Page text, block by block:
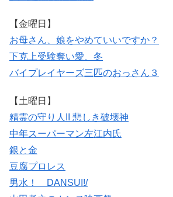
【金曜日】
お母さん、娘をやめていいですか？
下克上受験奪い愛、冬
バイプレイヤーズ三匹のおっさん３
【土曜日】
精霊の守り人II 悲しき破壊神
中年スーパーマン左江内氏
銀と金
豆腐プロレス
男水！ DANSUI!/